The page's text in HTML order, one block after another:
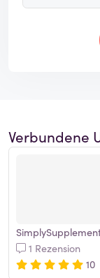
Verbundene
1 Rezension
10